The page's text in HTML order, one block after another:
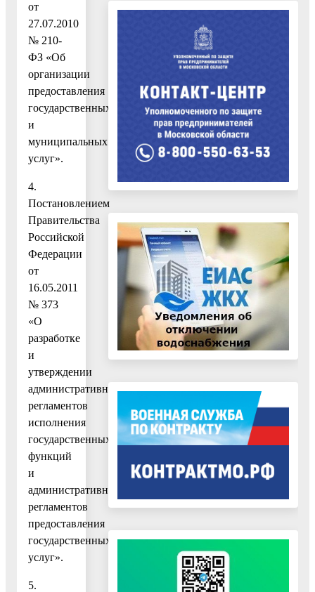
от
27.07.2010
№ 210-
ФЗ «Об
организации
предоставления
государственных
и
муниципальных
услуг».
4.
Постановлением
Правительства
Российской
Федерации
от
16.05.2011
№ 373
«О
разработке
и
утверждении
административных
регламентов
исполнения
государственных
функций
и
административных
регламентов
предоставления
государственных
услуг».
5.